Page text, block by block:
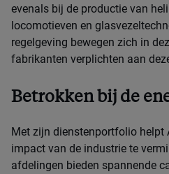
evenals bij de productie van
locomotieven en
regelgeving bewegen zich in
fabrikanten verplichten aan
Betrokken bij de
Met zijn dienstenportfolio helpt
impact van de industrie te
afdelingen bieden spannende